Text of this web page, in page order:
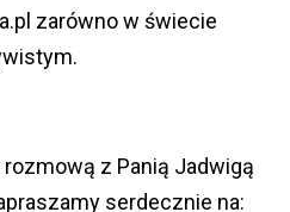
zarówno w świecie
z Panią Jadwigą
serdecznie na: